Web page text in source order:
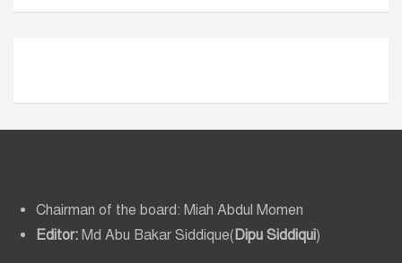
ই
Chairman of the board: Miah Abdul Momen
Editor: Md Abu Bakar Siddique(Dipu Siddiqui)